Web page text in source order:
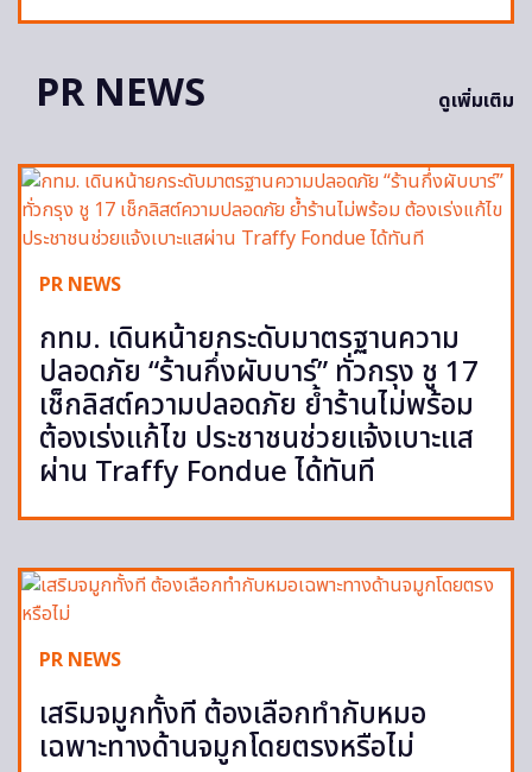
PR NEWS ดูเพิ่มเติม
PR NEWS
กทม. เดินหน้ายกระดับมาตรฐานความ
ปลอดภัย “ร้านกึ่งผับบาร์” ทั่วกรุง ชู 17
เช็กลิสต์ความปลอดภัย ย้ำร้านไม่พร้อม
ต้องเร่งแก้ไข ประชาชนช่วยแจ้งเบาะแส
ผ่าน Traffy Fondue ได้ทันที
PR NEWS
เสริมจมูกทั้งที ต้องเลือกทำกับหมอ
เฉพาะทางด้านจมูกโดยตรงหรือไม่